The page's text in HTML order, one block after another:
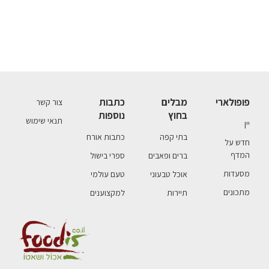
פופולארי
יין
חדש על
המדף
מסעדות
מתכונים
מבלים
בחוץ
בתי קפה
ברים ופאבים
אוכל טבעוני
תיירות
כתבות
נוספות
כתבות אורח
ספרי בישול
טעם עולמי
למקצוענים
צור קשר
תנאי שימוש